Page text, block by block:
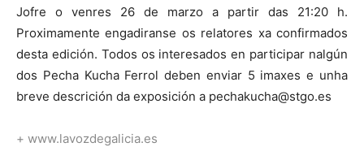
Jofre o venres 26 de marzo a partir das 21:20 h.
Proximamente engadiranse os relatores xa confirmados
desta edición. Todos os interesados en participar nalgún
dos Pecha Kucha Ferrol deben enviar 5 imaxes e unha
breve descrición da exposición a pechakucha@stgo.es
+ www.lavozdegalicia.es